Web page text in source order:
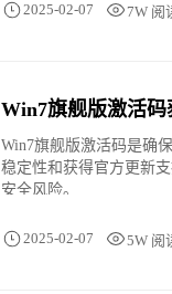
2025-02-07 7W 阅
Win7旗舰版激活
Win7旗舰版激活码是确
稳定性和获得官方更新
安全风险。
2025-02-07 5W 阅